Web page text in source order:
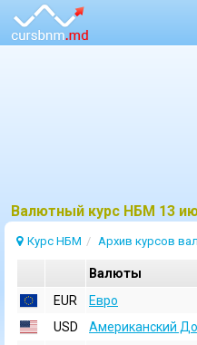
Bалютный курс НБМ 13
Курс НБМ Архив курсов
Валюты
EUR
Евро
USD
Aмериканский